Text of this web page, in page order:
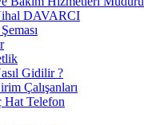
DAVARCI
Gidilir ?
Çalışanları
Hat Telefon